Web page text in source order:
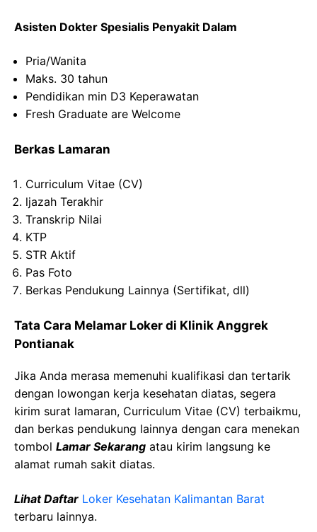
Asisten Dokter Spesialis Penyakit Dalam
Pria/Wanita
Maks. 30 tahun
Pendidikan min D3 Keperawatan
Fresh Graduate are Welcome
Berkas Lamaran
Curriculum Vitae (CV)
ljazah Terakhir
Transkrip Nilai
KTP
STR Aktif
Pas Foto
Berkas Pendukung Lainnya (Sertifikat, dll)
Tata Cara Melamar Loker di Klinik Anggrek
Pontianak
Jika Anda merasa memenuhi kualifikasi dan tertarik
dengan lowongan kerja kesehatan diatas, segera
kirim surat lamaran, Curriculum Vitae (CV) terbaikmu,
dan berkas pendukung lainnya dengan cara menekan
tombol Lamar Sekarang atau kirim langsung ke
alamat rumah sakit diatas.
Lihat Daftar Loker Kesehatan Kalimantan Barat
terbaru lainnya.